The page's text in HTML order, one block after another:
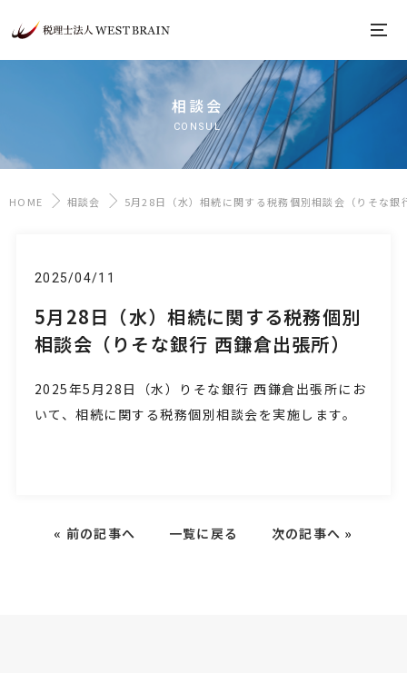
相談会
CONSUL
HOME 相談会 5月28日（水）相続に関する税務個別相談会（りそな銀
2025/04/11
5月28日（水）相続に関する税務個別
相談会（りそな銀行 西鎌倉出張所）
2025年5月28日 （水）りそな銀行 西鎌倉出張所にお
いて、相続に関する税務個別相談会を実施します。
« 前の記事へ 一覧に戻る 次の記事へ »